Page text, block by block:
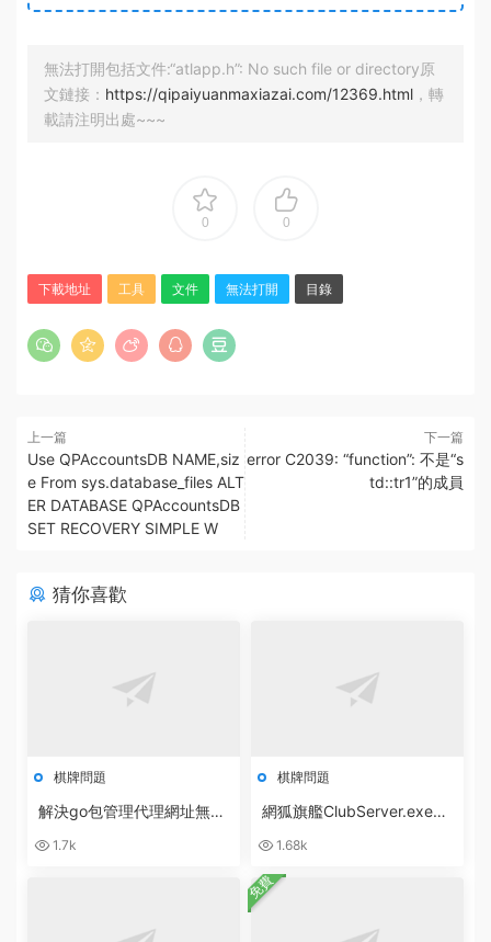
無法打開包括文件:“atlapp.h”: No such file or directory原
文鏈接： https://qipaiyuanmaxiazai.com/12369.html ，轉
載請注明出處~~~
0 0
下載地址 工具 文件 無法打開 目錄
上一篇
Use QPAccountsDB NAME,siz
e From sys.database_files ALT
ER DATABASE QPAccountsDB
SET RECOVERY SIMPLE W
下一篇
error C2039: “function”: 不是“s
td::tr1”的成員
猜你喜歡
棋牌問題
解決go包管理代理網址無法
m/go/storage@v1.10.0: Ge
1.7k
棋牌問題
網狐旗艦ClubServer.exe數
[ 0x80040e4d ]
1.68k
免費